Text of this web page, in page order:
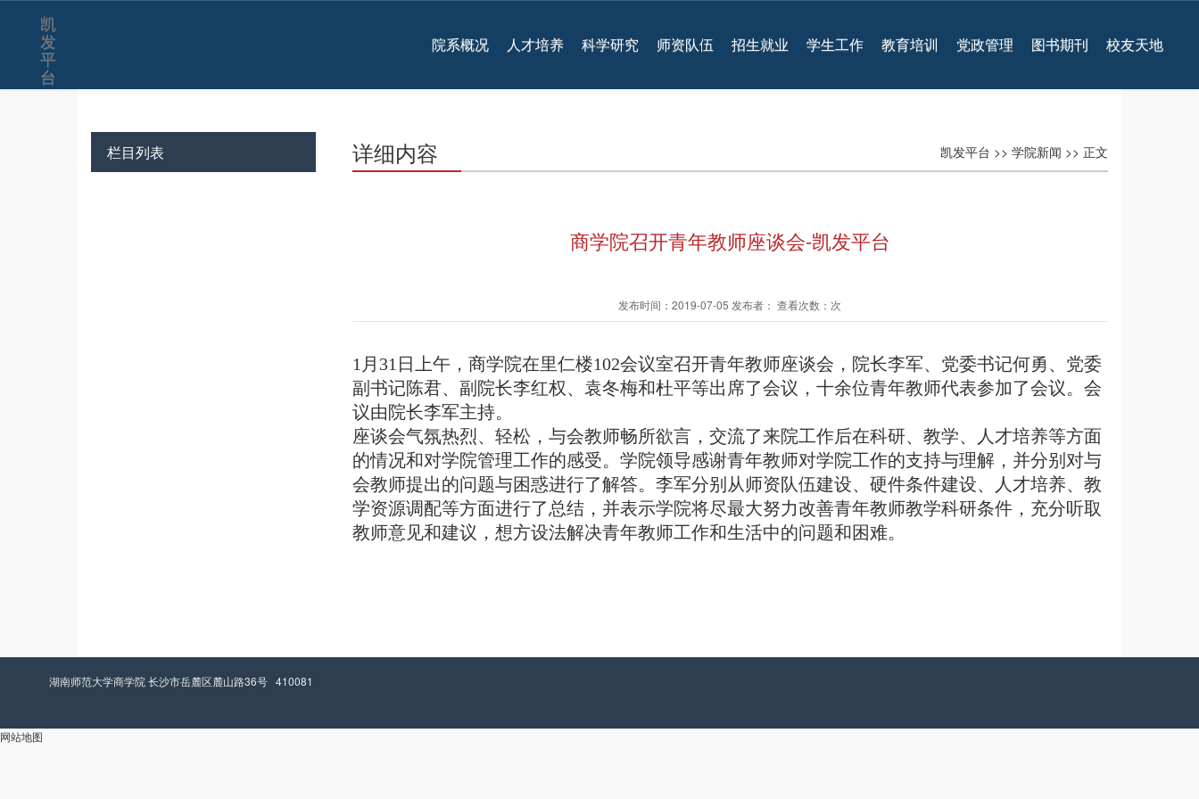
凯
发
平
台
院系概况 人才培养 科学研究 师资队伍 招生就业 学生工作 教育培训 党政管理 图书期刊 校友天地
栏目列表 凯发平台 >> 学院新闻 >> 正文
详细内容
商学院召开青年教师座谈会-凯发平台
发布时间：2019-07-05 发布者： 查看次数：次
1月31日上午，商学院在里仁楼102会议室召开青年教师座谈会，院长李军、党委书记何勇、 党委
副书记陈君、副院长李红权、袁冬梅和杜平等出席了会议，十余位青年教师代表参加了会议。会
议由院长李军主持。
座谈会气氛热烈、轻松，与会教师畅所欲言，交流了来院工作后在科研、教学、人才培养等方面
的情况和对学院管理工作的感受。学院领导感谢青年教师对学院工作的支持与理解，并分别对与
会教师提出的问题与困惑进行了解答。李军分别从师资队伍建设、硬件条件建设、人才培养、教
学资源调配等方面进行了总结，并表示学院将尽最大努力改善青年教师教学科研条件，充分听取
教师意见和建议，想方设法解决青年教师工作和生活中的问题和困难。
湖南师范大学商学院 长沙市岳麓区麓山路36号 410081
网站地图